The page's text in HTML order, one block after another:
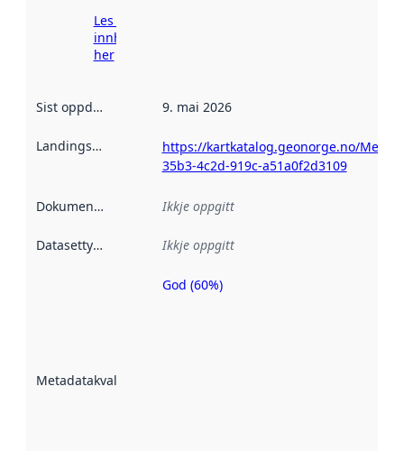
Les meir om
innhenting
her
Sist oppdatert 9. mai 2026
Landingsside
https://kartkatalog.geonorge.no/
35b3-4c2d-919c-a51a0f2d3109
Dokumentasjon Ikkje oppgitt
Datasettype Ikkje oppgitt
Metadatakvalitet
Metadatakvalitet
God (60%)